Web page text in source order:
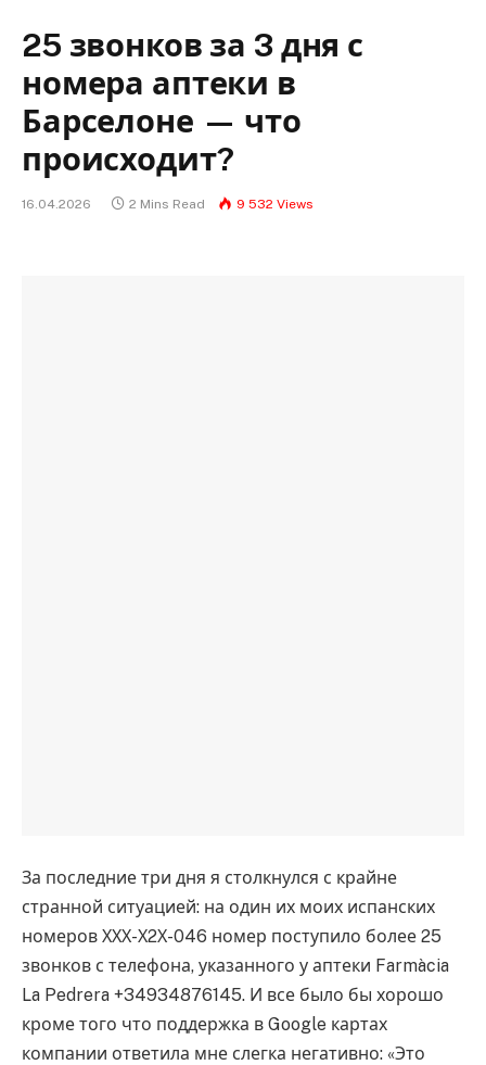
25 звонков за 3 дня с
номера аптеки в
Барселоне — что
происходит?
16.04.2026 2 Mins Read 9 532 Views
За последние три дня я столкнулся с крайне
странной ситуацией: на один их моих испанских
номеров ХХХ-Х2Х-046 номер поступило более 25
звонков с телефона, указанного у аптеки Farmàcia
La Pedrera +34934876145. И все было бы хорошо
кроме того что поддержка в Google картах
компании ответила мне слегка негативно: «Это